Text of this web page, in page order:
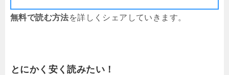
無料で読む方法を詳しくシェアしていきます。
とにかく安く読みたい！